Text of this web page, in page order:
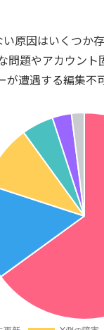
原因はいくつか
問題やアカウン
遭遇する編集不